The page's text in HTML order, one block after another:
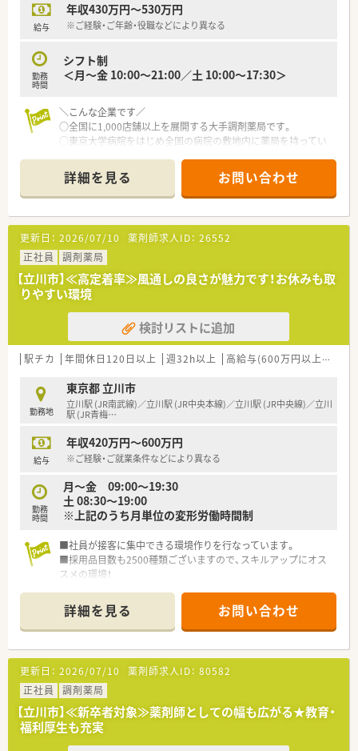
【やりがい/おすすめポイント】
して長く働けます。
■専門性を磨きながらも、ゆとりを持って働ける非常にバランス
の取れた職場環境です。
厚いサポートがあります。
給与
年収430万円～530万円
※ご経験・ご年齢・役職などにより異なる
勤務
時間
シフト制
＜月～金 10:00～21:00／土 10:00～17:30＞
＼こんな企業です／
○全国に1,000店舗以上を展開する大手調剤薬局です。
○東京大学病院をはじめ全国の病院の敷地内に薬局を持ってい
病診薬連携を強化することで、地域にお住いの患者様に高度な医
療の提供を実現しています。
○全店「同一の機械・システム」を採用しており、且つ処方箋の応
需内容が多岐にわたる（敷地内・病院門前・医療モール・CL門前）
ので、スキルUPしたい方にはお勧めもです。
○長期就業＆自己研讃を続ける事で給与があがる仕組みになっ
ており、将来的に高年収も狙う事が出来ます。
○インターネットを使って処方薬の飲み方を遠隔指導する「オン
ライン服薬指導」、今後も病院の「敷地内薬局」の推進、女性客の
取り込みを狙う店舗でデザインの一新。
M&Aによる店舗拡大と業界のリーディングカンパニーとして成
長を続けています。
○どの店舗も、最新システムが整っています！
〇「社員第一主義」を掲げている同社では、福利厚生面が手厚く
年間休日120日以上、「連続休暇制度（年に1回、最大9連休を取得
できる制度）」等
してくれる制度が充実しています。
〇社員割引制度、財形貯蓄制度、スポーツジム優待等が受けられ
〇産休・育休・時短勤務者2,097人以上等、どれも業界トップクラ
スの実績!
産休、育休取得はもちろんのこと、育児短時間勤務制度を実施
す。
法律では3歳までですが、同社では小学校就学時までの期間利用
可能♪
詳細を見る お問い合わせ
更新日： 2026/07/10 薬剤師求人ID： 26552
正社員
調剤薬局
【立川市】≪高定着率≫風通しの良さが魅力です！お休みも取
りやすい環境
検討リストに追加
駅チカ 年間休日120日以上 週32h以上 高給与(600万円以上)
勤務地
東京都 立川市
立川駅 (JR南武線)／立川駅 (JR中央本線)／立川駅 (JR中央線)／立川
駅 (JR青梅…
給与
年収420万円～600万円
※ご経験・ご就業条件などにより異なる
勤務
時間
月～金 09:00～19:30
土 08:30～19:00
※上記のうち月単位の変形労働時間制
■社員が接客に集中できる環境作りを行なっています。
■採用品目数も2500種類ございますので、スキルアップにオス
スメの環境！
詳細を見る お問い合わせ
更新日： 2026/07/10 薬剤師求人ID： 80582
正社員
調剤薬局
【立川市】≪新卒者対象≫薬剤師としての幅も広がる★教育・
福利厚生も充実